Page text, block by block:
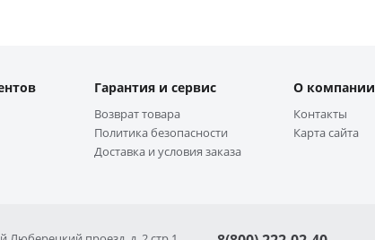
Гарантия и сервис
Возврат товара
Политика безопасности
Доставка и условия заказа
О компании
Контакты
Карта сайта